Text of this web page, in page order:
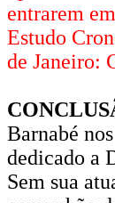
entrarem
Estudo
de Janeiro:
Barnabé
dedicado a
Sem sua